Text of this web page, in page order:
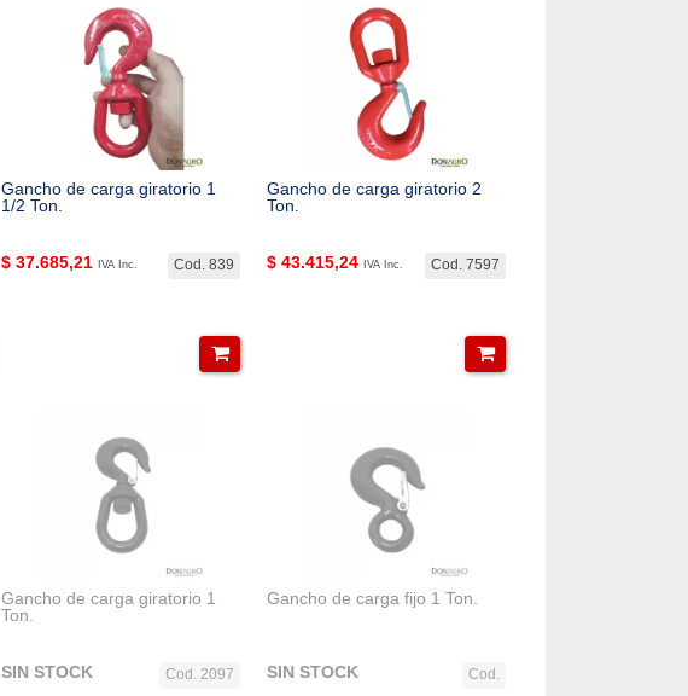
Gancho de carga giratorio 1
1/2 Ton.
Cod. 839
$ 37.685,21 IVA Inc.
Gancho de carga giratorio 2
Ton.
Cod. 7597
$ 43.415,24 IVA Inc.
Gancho de carga giratorio 1
Ton.
Cod. 2097
SIN STOCK
Gancho de carga fijo 1 Ton.
Cod.
SIN STOCK